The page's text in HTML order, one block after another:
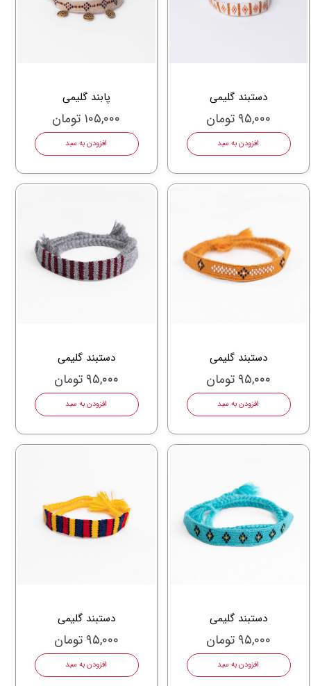
دستبند گلیمی
۹۵,۰۰۰ تومان
افزودن به سبد
پابند گلیمی
۱۰۵,۰۰۰ تومان
افزودن به سبد
دستبند گلیمی
۹۵,۰۰۰ تومان
افزودن به سبد
دستبند گلیمی
۹۵,۰۰۰ تومان
افزودن به سبد
دستبند گلیمی
۹۵,۰۰۰ تومان
افزودن به سبد
دستبند گلیمی
۹۵,۰۰۰ تومان
افزودن به سبد